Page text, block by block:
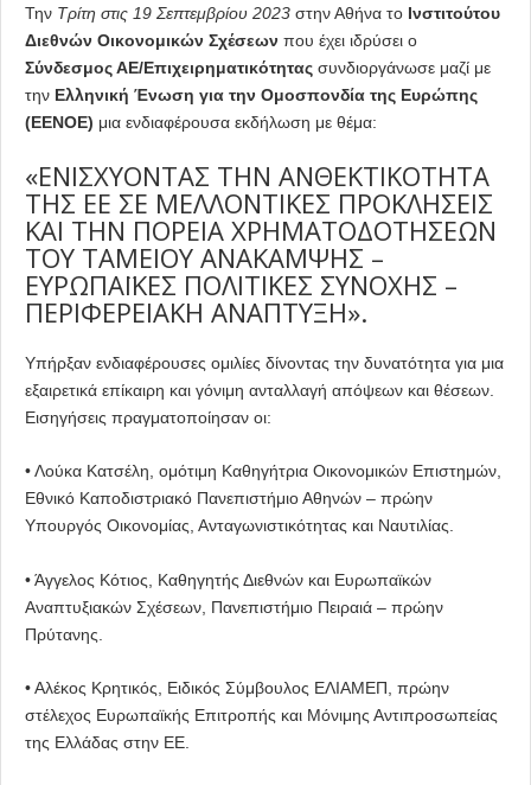
Την Τρίτη στις 19 Σεπτεμβρίου 2023 στην Αθήνα το Ινστιτούτου
Διεθνών Οικονομικών Σχέσεων που έχει ιδρύσει ο
Σύνδεσμος ΑΕ/Επιχειρηματικότητας συνδιοργάνωσε μαζί με
την Ελληνική Ένωση για την Ομοσπονδία της Ευρώπης
(ΕΕΝΟΕ) μια ενδιαφέρουσα εκδήλωση με θέμα:
«ΕΝΙΣΧΥΟΝΤΑΣ ΤΗΝ ΑΝΘΕΚΤΙΚΟΤΗΤΑ
ΤΗΣ ΕΕ ΣΕ ΜΕΛΛΟΝΤΙΚΕΣ ΠΡΟΚΛΗΣΕΙΣ
ΚΑΙ ΤΗΝ ΠΟΡΕΙΑ ΧΡΗΜΑΤΟΔΟΤΗΣΕΩΝ
ΤΟΥ ΤΑΜΕΙΟΥ ΑΝΑΚΑΜΨΗΣ –
ΕΥΡΩΠΑΪΚΕΣ ΠΟΛΙΤΙΚΕΣ ΣΥΝΟΧΗΣ –
ΠΕΡΙΦΕΡΕΙΑΚΗ ΑΝΑΠΤΥΞΗ».
Υπήρξαν ενδιαφέρουσες ομιλίες δίνοντας την δυνατότητα για μια
εξαιρετικά επίκαιρη και γόνιμη ανταλλαγή απόψεων και θέσεων.
Εισηγήσεις πραγματοποίησαν οι:
• Λούκα Κατσέλη, ομότιμη Καθηγήτρια Οικονομικών Επιστημών,
Εθνικό Καποδιστριακό Πανεπιστήμιο Αθηνών – πρώην
Υπουργός Οικονομίας, Ανταγωνιστικότητας και Ναυτιλίας.
• Άγγελος Κότιος, Καθηγητής Διεθνών και Ευρωπαϊκών
Αναπτυξιακών Σχέσεων, Πανεπιστήμιο Πειραιά – πρώην
Πρύτανης.
• Αλέκος Κρητικός, Ειδικός Σύμβουλος ΕΛΙΑΜΕΠ, πρώην
στέλεχος Ευρωπαϊκής Επιτροπής και Μόνιμης Αντιπροσωπείας
της Ελλάδας στην ΕΕ.